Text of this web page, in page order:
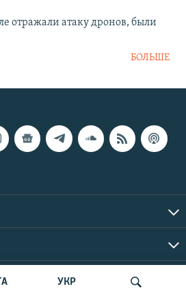
УКР
отражали атаку дронов, были
БОЛЬШЕ
2026 | Все права защищены.